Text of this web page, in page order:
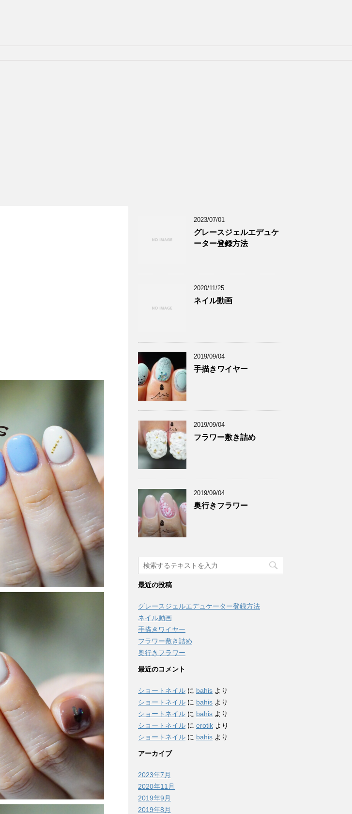
2023/07/01
グレースジェルエデュケ
ーター登録方法
2020/11/25
ネイル動画
2019/09/04
手描きワイヤー
2019/09/04
フラワー敷き詰め
2019/09/04
奥行きフラワー
最近の投稿
グレースジェルエデュケーター登録方法
ネイル動画
手描きワイヤー
フラワー敷き詰め
奥行きフラワー
最近のコメント
ショートネイル に bahis より
ショートネイル に bahis より
ショートネイル に bahis より
ショートネイル に erotik より
ショートネイル に bahis より
アーカイブ
2023年7月
2020年11月
2019年9月
2019年8月